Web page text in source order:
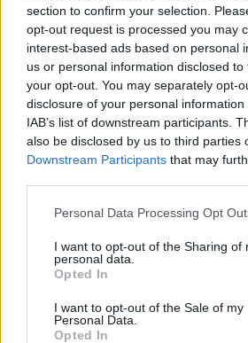
section to confirm your selection.
opt-out request is processed you may
interest-based ads based on personal
us or personal information disclosed
your opt-out. You may separately opt-
disclosure of your personal
IAB’s list of downstream participants.
also be disclosed by us to third parties
Downstream Participants that may
Please note that this website/app uses
not limited to your visit or usage
grant or deny consent to Google and
use your data for below specified
consent section.
Personal Data Processing Opt
I want to opt-out of the Sharing of
personal data.
Opted In
I want to opt-out of the Sale of my
Personal Data.
Opted In
tevékenységeket végezned. Egy
találkozás hatalmas örömöt hozhat. A
szeretet és megértés uralkodik, ami
utazási lehetőség vagy új hobbi
gazdagít. Az intuíciód most
hallgatnod rá.Hét év szerencse vár,
„sok szerencsét” beírása után
Nyilas
A vasárnap a siker és a boldogság
különösen a karriered és személyes
Munkahelyeden új lehetőségek
hosszú távon is előrelépést